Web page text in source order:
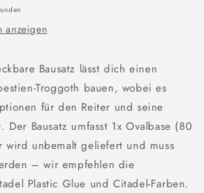
anzeigen
Bausatz lässt dich einen
Troggoth bauen, wobei es
für den Reiter und seine
Bausatz umfasst 1x Ovalbase (80
wird unbemalt geliefert und muss
– wir empfehlen die
Plastic Glue und Citadel-Farben.